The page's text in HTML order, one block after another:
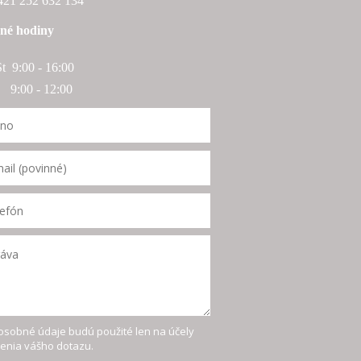
hodiny
9:00 - 16:00
- 12:00
údaje budú použité len na účely
vášho dotazu.